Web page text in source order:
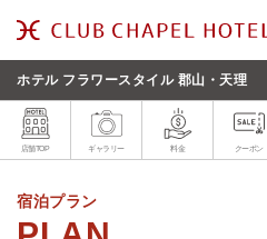
ホテル フラワースタイル 郡山・天理
店舗TOP ギャラリー 料金 クーポン
宿泊プラン